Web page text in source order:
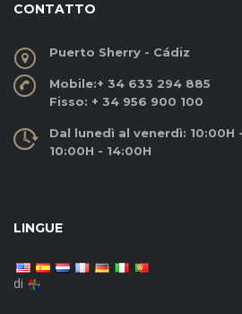
CONTATTO
Puerto Sherry - Cádiz
Mobile:+ 34 633 294 885
Fisso: + 34 956 900 100
Dal lunedì al venerdì: 10:00H
10:00H - 14:00H
LINGUE
di